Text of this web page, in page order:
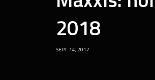
2018
SEPT. 14, 2017